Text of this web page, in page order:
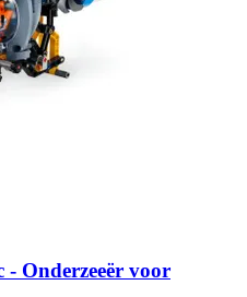
-​ Onderzeeër voor